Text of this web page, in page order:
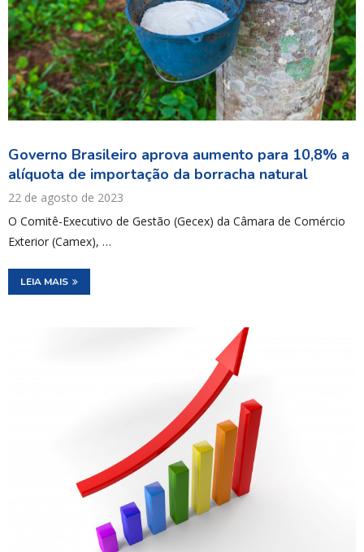
Governo Brasileiro aprova aumento para 10,8% a
alíquota de importação da borracha natural
22 de agosto de 2023
O Comitê-Executivo de Gestão (Gecex) da Câmara de Comércio
Exterior (Camex), …
LEIA MAIS